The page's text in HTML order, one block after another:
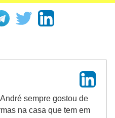
sempre gostou de
na casa que tem em